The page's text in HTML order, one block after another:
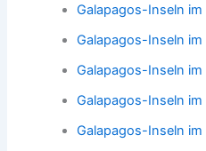
Galapagos-Inseln
Galapagos-Inseln im
Galapagos-Inseln
Galapagos-Inseln
Galapagos-Inseln